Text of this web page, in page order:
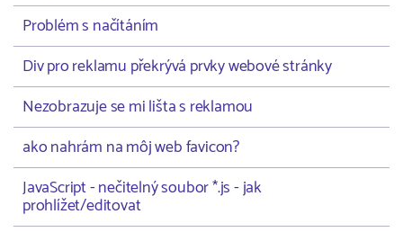
Problém s načítáním
Div pro reklamu překrývá prvky webové stránky
Nezobrazuje se mi lišta s reklamou
ako nahrám na môj web favicon?
JavaScript - nečitelný soubor *.js - jak
prohlížet/editovat